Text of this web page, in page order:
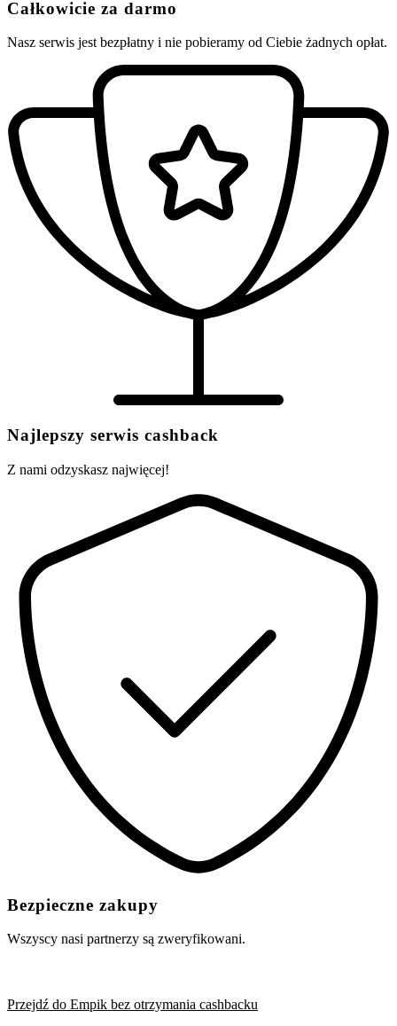
Całkowicie za darmo
Nasz serwis jest bezpłatny i nie pobieramy od Ciebie żadnych opłat.
Najlepszy serwis cashback
Z nami odzyskasz najwięcej!
Bezpieczne zakupy
Wszyscy nasi partnerzy są zweryfikowani.
Przejdź do Empik bez otrzymania cashbacku